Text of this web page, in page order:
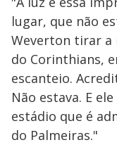
lugar, que não
Weverton tirar a
do Corinthians,
escanteio.
Não estava. E
estádio que é
do Palmeiras."